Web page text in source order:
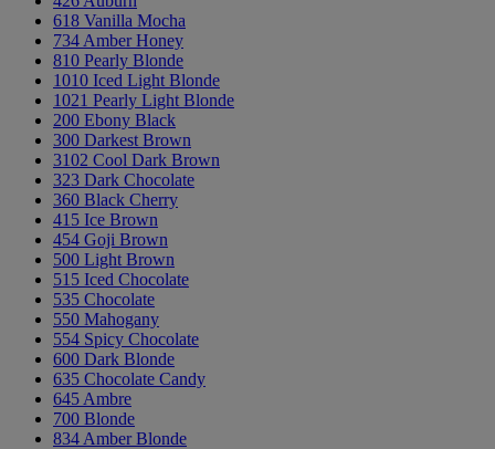
618 Vanilla Mocha
734 Amber Honey
810 Pearly Blonde
1010 Iced Light Blonde
1021 Pearly Light Blonde
200 Ebony Black
300 Darkest Brown
3102 Cool Dark Brown
323 Dark Chocolate
360 Black Cherry
415 Ice Brown
454 Goji Brown
500 Light Brown
515 Iced Chocolate
535 Chocolate
550 Mahogany
554 Spicy Chocolate
600 Dark Blonde
635 Chocolate Candy
645 Ambre
700 Blonde
834 Amber Blonde